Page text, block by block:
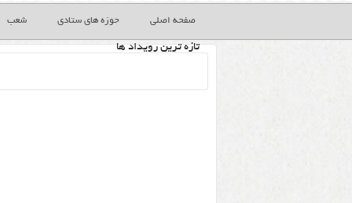
صفحه اصلی حوزه های ستادی شعب
تازه ترین رویداد ها